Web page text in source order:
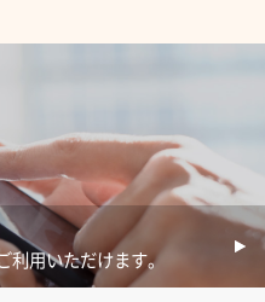
利用いただけます。